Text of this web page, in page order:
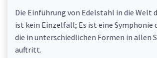
Die Einführung von Edelstahl in die Welt
ist kein Einzelfall; Es ist eine Symphonie
die in unterschiedlichen Formen in allen
auftritt.